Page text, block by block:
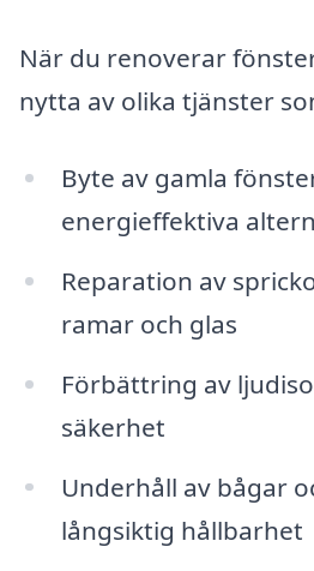
När du renoverar
nytta av olika tjänster
Byte av gamla
energieffektiva
Reparation av
ramar och glas
Förbättring av
säkerhet
Underhåll av bågar
långsiktig hållbarhet